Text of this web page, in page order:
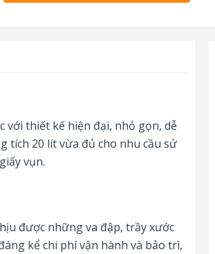
với thiết kế hiện đại, nhỏ gọn, dễ
tích 20 lít vừa đủ cho nhu cầu sử
vụn.
được những va đập, trầy xước
kể chi phí vận hành và bảo trì,